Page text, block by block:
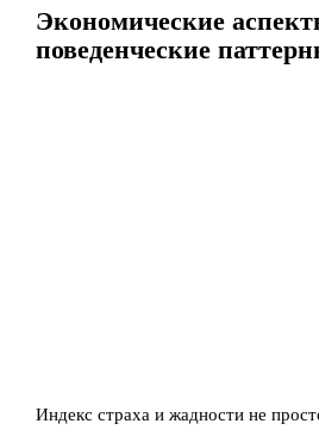
Экономические
поведенческие
Индекс страха и жадности не